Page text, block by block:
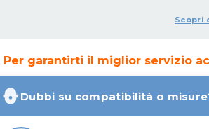
Per garantirti il miglior servizio
Dubbi su compatibilità o
Scopri